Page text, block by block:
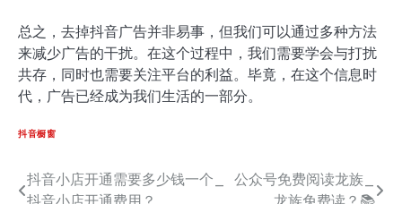
总之，去掉抖音广告并非易事，但我们可以通过多种方法
来减少广告的干扰。在这个过程中，我们需要学会与打扰
共存，同时也需要关注平台的利益。毕竟，在这个信息时
代，广告已经成为我们生活的一部分。
抖音橱窗
文抖音小店开通需要多少钱一个_
公众号免费阅读龙族_